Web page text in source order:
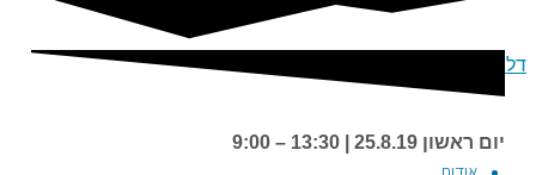
דלגו לתוכן
יום‭ ‬ראשון ‬9:00‭ – ‬13:30 25.8.19‭